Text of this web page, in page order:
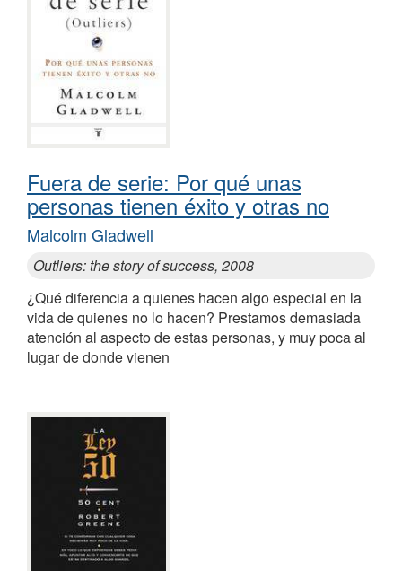
Fuera de serie: Por qué unas
personas tienen éxito y otras no
Malcolm Gladwell
Outliers: the story of success, 2008
¿Qué diferencia a quienes hacen algo especial en la
vida de quienes no lo hacen? Prestamos demasiada
atención al aspecto de estas personas, y muy poca al
lugar de donde vienen